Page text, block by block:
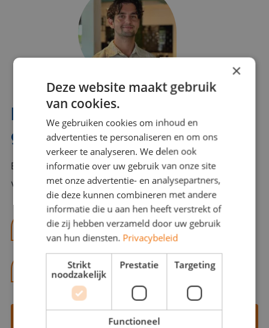
Interesse? Benno helpt je
graag verder!
Bel of mail Benno met al jouw vragen. Benno staat
voor je klaar en helpt je graag!
benno@viajou.nl
06 13 28 62 71
Contact opnemen
×
Deze website maakt gebruik
van cookies.
We gebruiken cookies om inhoud en
advertenties te personaliseren en om ons
verkeer te analyseren. We delen ook
informatie over uw gebruik van onze site
met onze advertentie- en analysepartners,
die deze kunnen combineren met andere
informatie die u aan hen heeft verstrekt of
die zij hebben verzameld door uw gebruik
van hun diensten. Privacybeleid
Strikt
noodzakelijk
Prestatie Targeting
Functioneel